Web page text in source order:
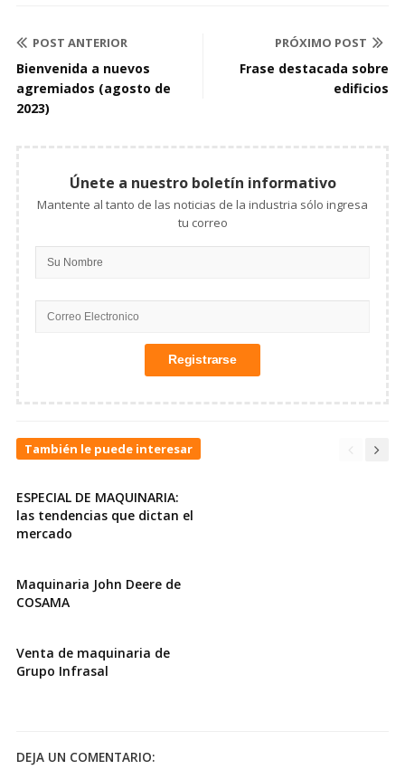
POST ANTERIOR
Bienvenida a nuevos
agremiados (agosto de
2023)
PRÓXIMO POST
Frase destacada sobre
edificios
Únete a nuestro boletín informativo
Mantente al tanto de las noticias de la industria sólo ingresa
tu correo
También le puede interesar
ESPECIAL DE MAQUINARIA:
las tendencias que dictan el
mercado
Maquinaria John Deere de
COSAMA
Venta de maquinaria de
Grupo Infrasal
DEJA UN COMENTARIO: